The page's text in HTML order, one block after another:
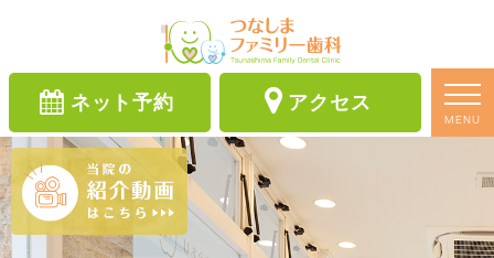
ネット予約 アクセス
MENU